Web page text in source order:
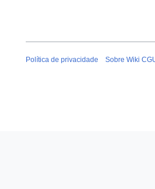
Política de privacidade Sobre Wiki